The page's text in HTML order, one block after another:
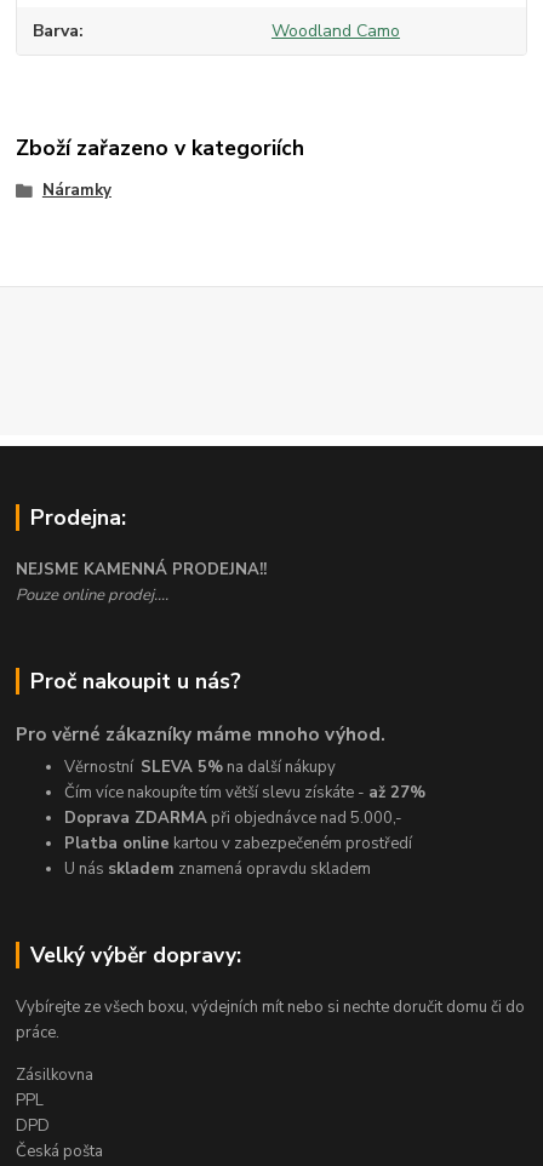
Barva Woodland Camo
Zboží zařazeno v kategoriích
Náramky
Prodejna:
NEJSME KAMENNÁ PRODEJNA!!
Pouze online prodej....
Proč nakoupit u nás?
Pro věrné zákazníky máme mnoho výhod.
Věrnostní SLEVA 5% na další nákupy
Čím více nakoupíte tím větší slevu získáte - až 27%
Doprava ZDARMA při objednávce nad 5.000,-
Platba online kartou v zabezpečeném prostředí
U nás skladem znamená opravdu skladem
Velký výběr dopravy:
Vybírejte ze všech boxu, výdejních mít nebo si nechte doručit domu či do
práce.
Zásilkovna
PPL
DPD
Česká pošta